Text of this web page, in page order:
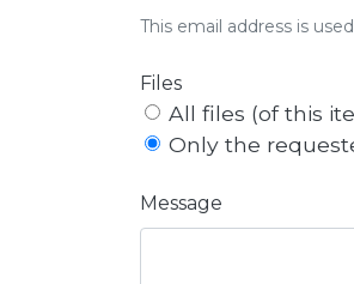
This email address is
Files
All files (of this
Only the
Message